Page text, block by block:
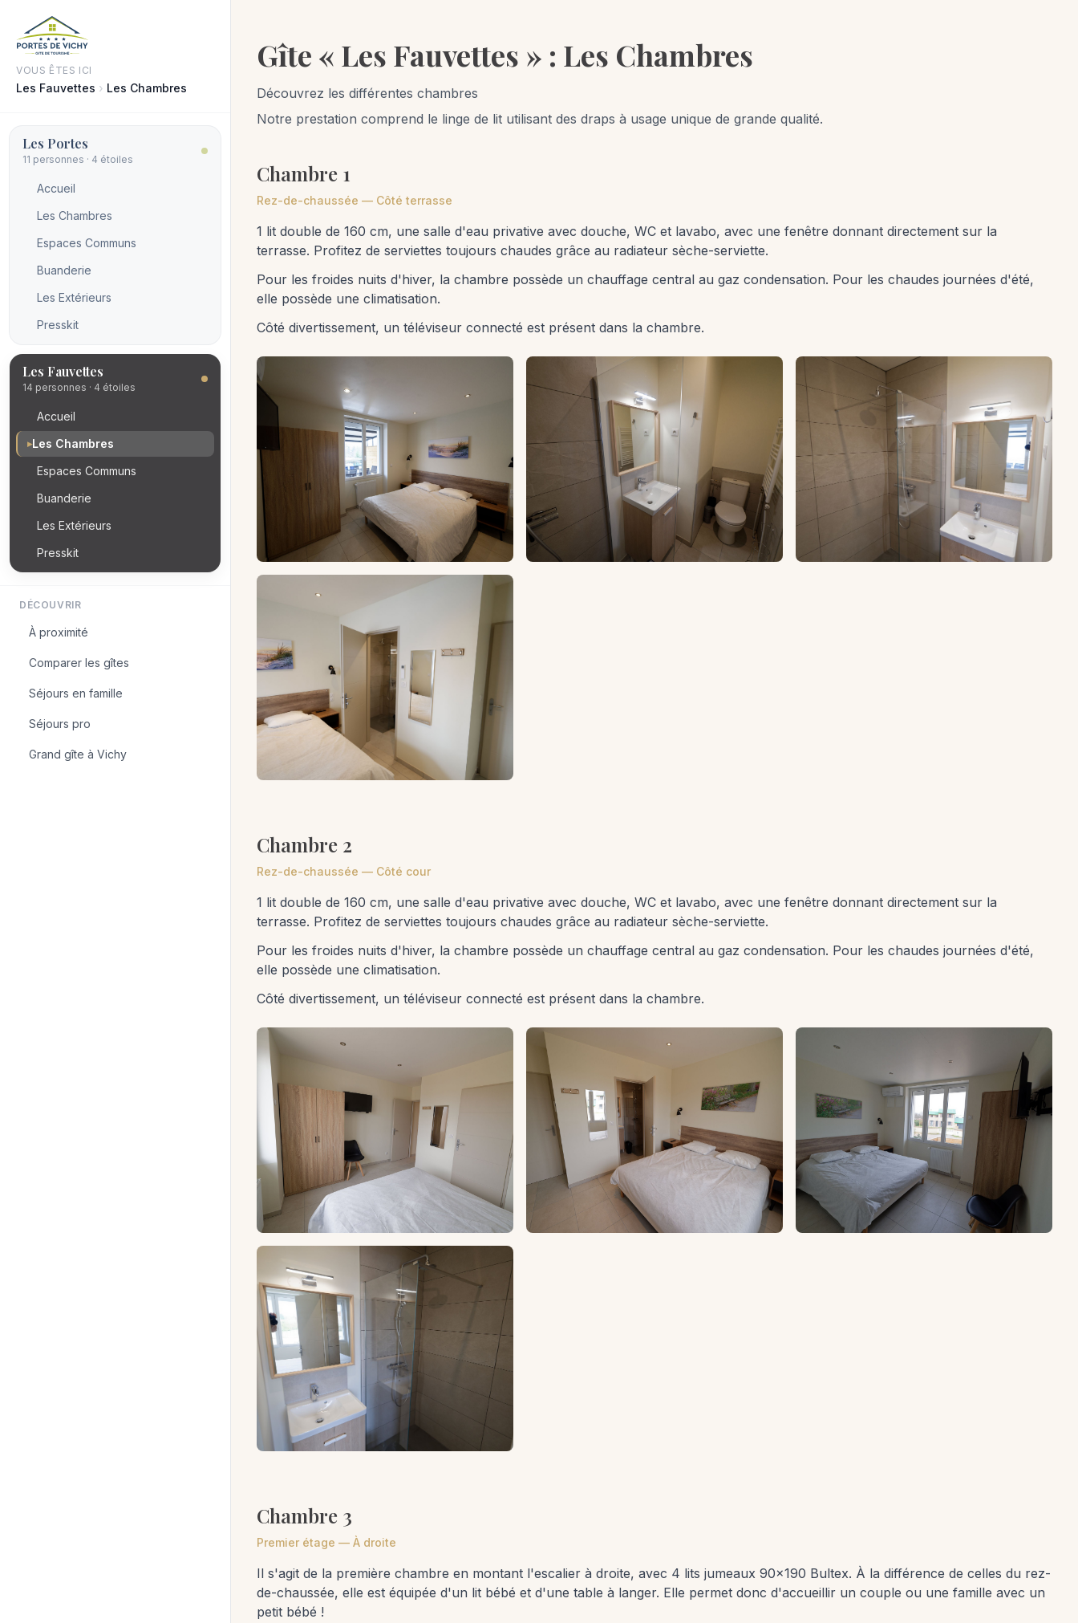
VOUS ÊTES ICI
Les Fauvettes › Les Chambres
Les Portes
11 personnes · 4 étoiles
Accueil
Les Chambres
Espaces Communs
Buanderie
Les Extérieurs
Presskit
Les Fauvettes
14 personnes · 4 étoiles
Accueil
▸Les Chambres
Espaces Communs
Buanderie
Les Extérieurs
Presskit
DÉCOUVRIR
À proximité
Comparer les gîtes
Séjours en famille
Séjours pro
Grand gîte à Vichy
Gîte « Les Fauvettes » : Les Chambres
Découvrez les différentes chambres
Notre prestation comprend le linge de lit utilisant des draps à usage unique de grande qualité.
Chambre 1
Rez-de-chaussée — Côté terrasse
1 lit double de 160 cm, une salle d'eau privative avec douche, WC et lavabo, avec une fenêtre donnant directement sur la
terrasse. Profitez de serviettes toujours chaudes grâce au radiateur sèche-serviette.
Pour les froides nuits d'hiver, la chambre possède un chauffage central au gaz condensation. Pour les chaudes journées d'été,
elle possède une climatisation.
Côté divertissement, un téléviseur connecté est présent dans la chambre.
Chambre 2
Rez-de-chaussée — Côté cour
1 lit double de 160 cm, une salle d'eau privative avec douche, WC et lavabo, avec une fenêtre donnant directement sur la
terrasse. Profitez de serviettes toujours chaudes grâce au radiateur sèche-serviette.
Pour les froides nuits d'hiver, la chambre possède un chauffage central au gaz condensation. Pour les chaudes journées d'été,
elle possède une climatisation.
Côté divertissement, un téléviseur connecté est présent dans la chambre.
Chambre 3
Premier étage — À droite
Il s'agit de la première chambre en montant l'escalier à droite, avec 4 lits jumeaux 90×190 Bultex. À la différence de celles du rez-
de-chaussée, elle est équipée d'un lit bébé et d'une table à langer. Elle permet donc d'accueillir un couple ou une famille avec un
petit bébé !